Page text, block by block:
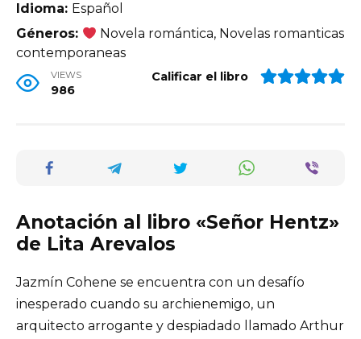
Idioma: Español
Géneros:
Novela romántica, Novelas romanticas
contemporaneas
VIEWS
986
Calificar el libro
Anotación al libro «Señor Hentz»
de Lita Arevalos
Jazmín Cohene se encuentra con un desafío
inesperado cuando su archienemigo, un
arquitecto arrogante y despiadado llamado Arthur